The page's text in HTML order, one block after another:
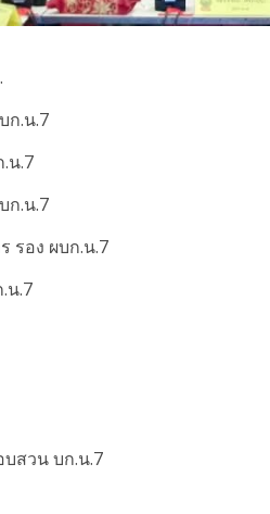
ก.น.7
น.7
ก.น.7
รอง ผบก.น.7
น.7
สวน บก.น.7